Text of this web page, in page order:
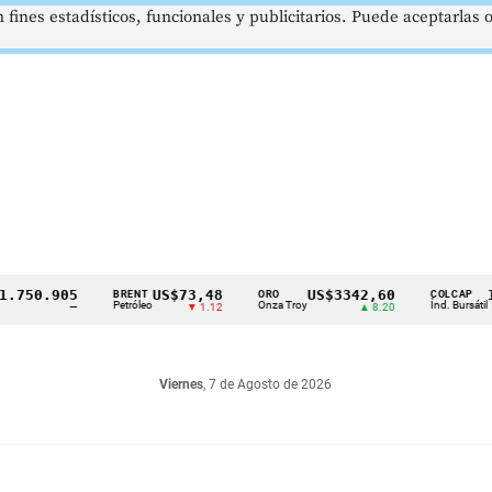
BRENT
Petróleo
US$73,48
▼ 1.12
ORO
Onza Troy
US$3342,60 COLCAP
Índ. Bursátil
Viernes, 7 de Agosto de 2026
estadísticos, funcionales y publicitarios. Puede aceptarlas